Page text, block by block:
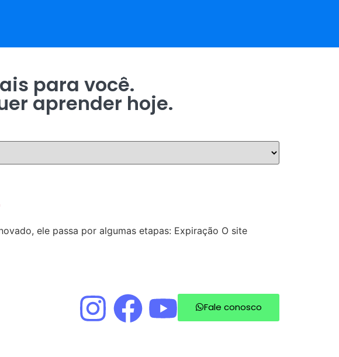
para você.
aprender hoje.
ele passa por algumas etapas: Expiração O site
Fale conosco